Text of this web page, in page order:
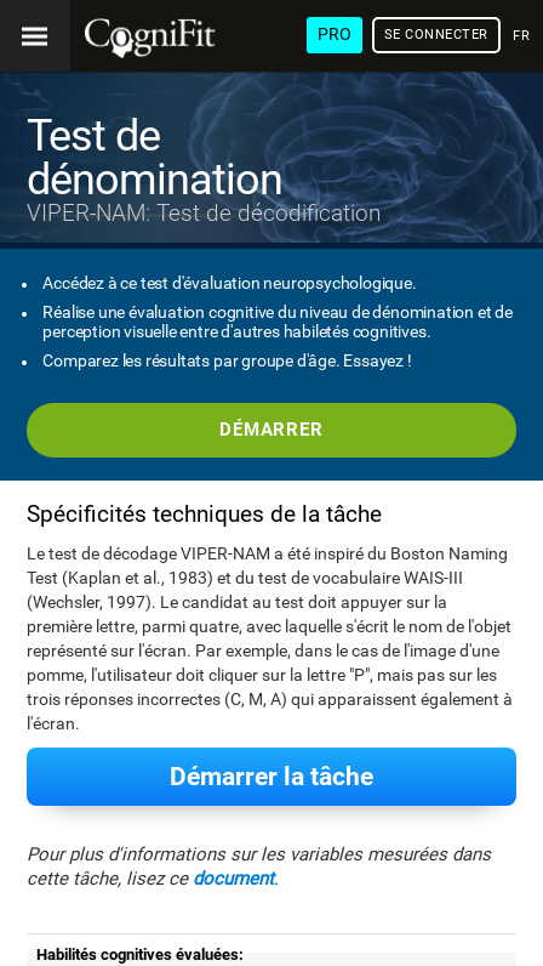
PRO SE CONNECTER
Test de
dénomination
VIPER-NAM: Test de décodification
Accédez à ce test d'évaluation neuropsychologique.
Réalise une évaluation cognitive du niveau de dénomination et de
perception visuelle entre d'autres habiletés cognitives.
Comparez les résultats par groupe d'âge. Essayez !
DÉMARRER
Spécificités techniques de la tâche
Le test de décodage VIPER-NAM a été inspiré du Boston Naming
Test (Kaplan et al., 1983) et du test de vocabulaire WAIS-III
(Wechsler, 1997). Le candidat au test doit appuyer sur la
première lettre, parmi quatre, avec laquelle s'écrit le nom de l'objet
représenté sur l'écran. Par exemple, dans le cas de l'image d'une
pomme, l'utilisateur doit cliquer sur la lettre "P", mais pas sur les
trois réponses incorrectes (C, M, A) qui apparaissent également à
l'écran.
Démarrer la tâche
Pour plus d'informations sur les variables mesurées dans
cette tâche, lisez ce document.
Habilités cognitives évaluées: